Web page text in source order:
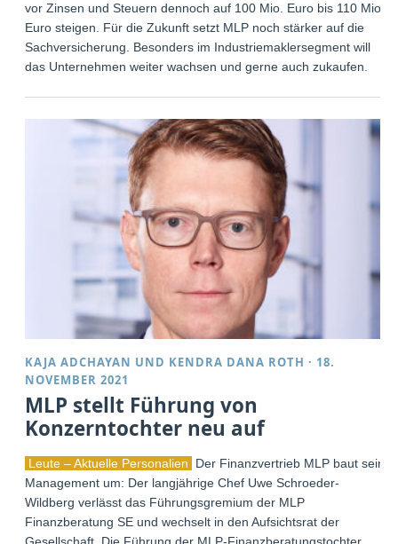
vor Zinsen und Steuern dennoch auf 100 Mio. Euro bis 110 Mio.
Euro steigen. Für die Zukunft setzt MLP noch stärker auf die
Sachversicherung. Besonders im Industriemaklersegment will
das Unternehmen weiter wachsen und gerne auch zukaufen.
KAJA ADCHAYAN UND KENDRA DANA ROTH · 18.
NOVEMBER 2021
MLP stellt Führung von
Konzerntochter neu auf
Leute – Aktuelle Personalien
Der Finanzvertrieb MLP baut sein
Management um: Der langjährige Chef Uwe Schroeder-
Wildberg verlässt das Führungsgremium der MLP
Finanzberatung SE und wechselt in den Aufsichtsrat der